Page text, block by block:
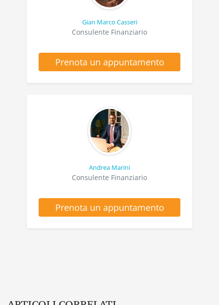
Gian Marco Casseri
Consulente Finanziario
Prenota un appuntamento
Andrea Marini
Consulente Finanziario
Prenota un appuntamento